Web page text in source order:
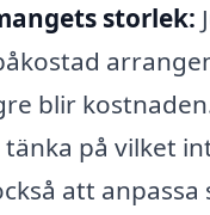
storlek:
blir
på vilket
att anpassa